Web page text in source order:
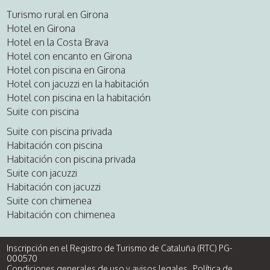
Turismo rural en Girona
Hotel en Girona
Hotel en la Costa Brava
Hotel con encanto en Girona
Hotel con piscina en Girona
Hotel con jacuzzi en la habitación
Hotel con piscina en la habitación
Suite con piscina
Suite con piscina privada
Habitación con piscina
Habitación con piscina privada
Suite con jacuzzi
Habitación con jacuzzi
Suite con chimenea
Habitación con chimenea
Inscripción en el Registro de Turismo de Cataluña (RTC) PG-
000570